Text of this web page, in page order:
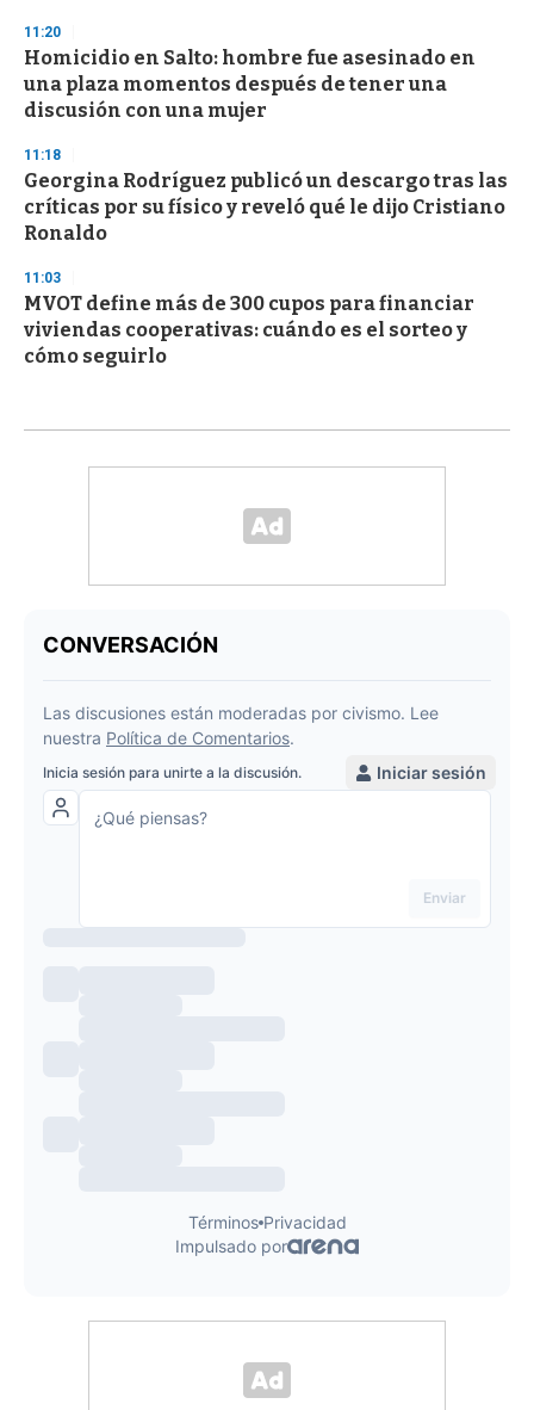
11:20
Homicidio en Salto: hombre fue asesinado en
una plaza momentos después de tener una
discusión con una mujer
11:18
Georgina Rodríguez publicó un descargo tras las
críticas por su físico y reveló qué le dijo Cristiano
Ronaldo
11:03
MVOT define más de 300 cupos para financiar
viviendas cooperativas: cuándo es el sorteo y
cómo seguirlo